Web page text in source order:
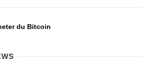
du Bitcoin